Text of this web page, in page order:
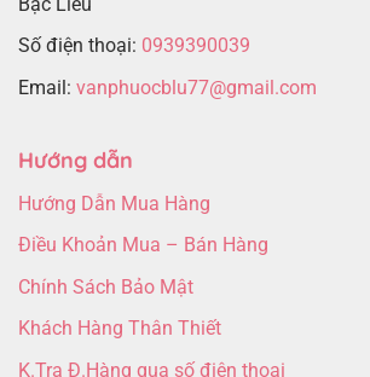
Số điện thoại: 0939390039
Email: vanphuocblu77@gmail.com
Hướng dẫn
Hướng Dẫn Mua Hàng
Điều Khoản Mua – Bán Hàng
Chính Sách Bảo Mật
Khách Hàng Thân Thiết
K.Tra Đ.Hàng qua số điện thoại